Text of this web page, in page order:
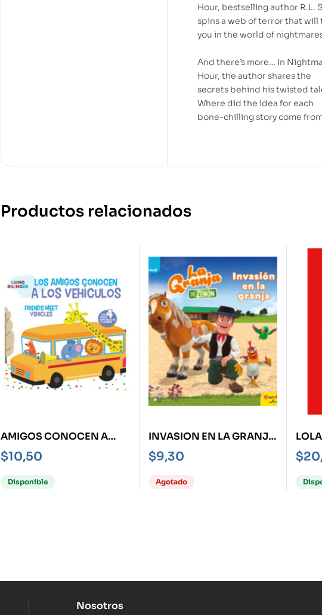
Hour, bestselling author R.L.
spins a web of terror that will
you in the world of
And there’s more… In
Hour, the author shares the
secrets behind his twisted
Where did the idea for each
bone-chilling story come
Productos relacionados
AMIGOS CONOCEN A
LOS VEHÍCULOS, LOS -
LIBRO BILINGÜE-
$10,50
Disponible
INVASION EN LA GRANJA
-LA GRANJA DE ZENÓN-
$9,30
Agotado
CON
$
Nosotros